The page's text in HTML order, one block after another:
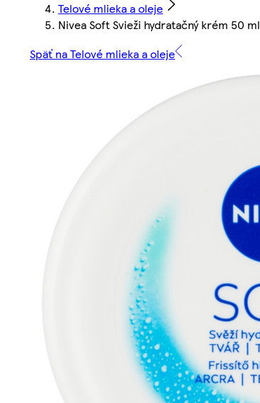
Telové mlieka a oleje
Nivea Soft Svieži hydratačný krém 50 ml
Späť na Telové mlieka a oleje